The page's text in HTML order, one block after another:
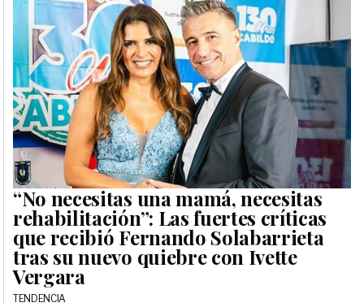
“No necesitas una mamá, necesitas
rehabilitación”: Las fuertes críticas
que recibió Fernando Solabarrieta
tras su nuevo quiebre con Ivette
Vergara
TENDENCIA